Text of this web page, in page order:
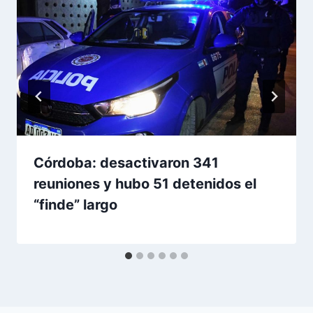
Córdoba: desactivaron 341
reuniones y hubo 51 detenidos el
“finde” largo